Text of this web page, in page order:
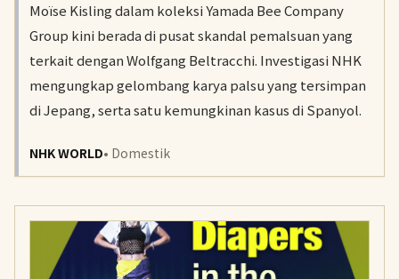
Moïse Kisling dalam koleksi Yamada Bee Company
Group kini berada di pusat skandal pemalsuan yang
terkait dengan Wolfgang Beltracchi. Investigasi NHK
mengungkap gelombang karya palsu yang tersimpan
di Jepang, serta satu kemungkinan kasus di Spanyol.
NHK WORLD• Domestik